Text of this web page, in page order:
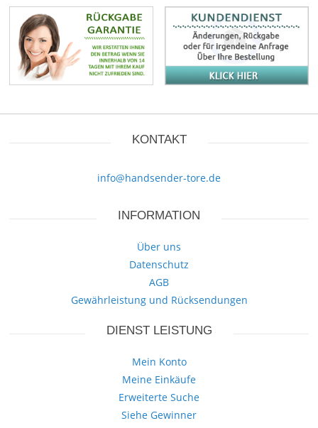
KONTAKT
info@handsender-tore.de
INFORMATION
Über uns
Datenschutz
AGB
Gewährleistung und Rücksendungen
DIENST LEISTUNG
Mein Konto
Meine Einkäufe
Erweiterte Suche
Siehe Gewinner